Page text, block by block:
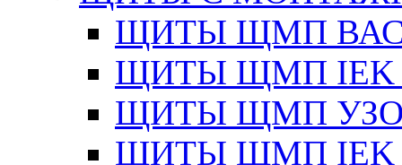
ЩИТЫ ЩМП ВАС
ЩИТЫ ЩМП IEK
ЩИТЫ ЩМП
ЩИТЫ ЩМП IEK